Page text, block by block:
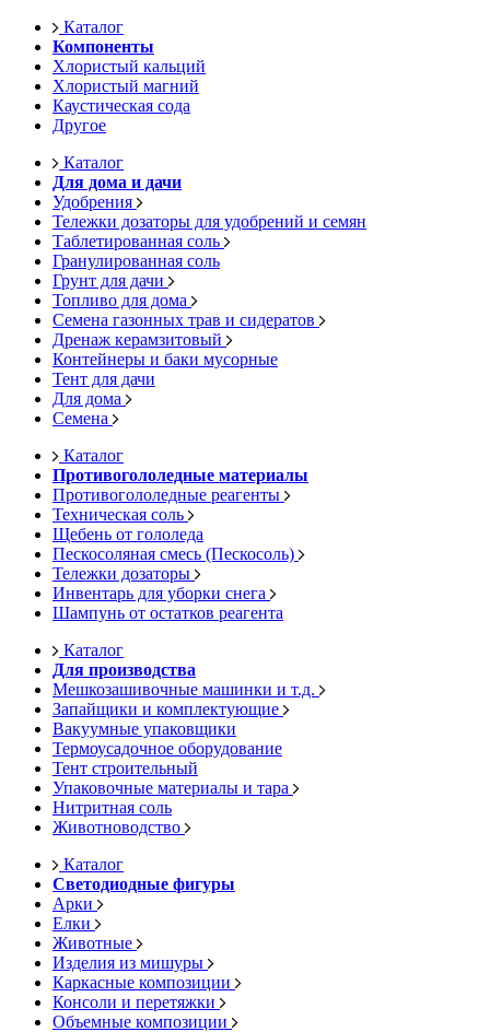
Каталог
Компоненты
Хлористый кальций
Хлористый магний
Каустическая сода
Другое
Каталог
Для дома и дачи
Удобрения
Тележки дозаторы для удобрений и семян
Таблетированная соль
Гранулированная соль
Грунт для дачи
Топливо для дома
Семена газонных трав и сидератов
Дренаж керамзитовый
Контейнеры и баки мусорные
Тент для дачи
Для дома
Семена
Каталог
Противогололедные материалы
Противогололедные реагенты
Техническая соль
Щебень от гололеда
Пескосоляная смесь (Пескосоль)
Тележки дозаторы
Инвентарь для уборки снега
Шампунь от остатков реагента
Каталог
Для производства
Мешкозашивочные машинки и т.д.
Запайщики и комплектующие
Вакуумные упаковщики
Термоусадочное оборудование
Тент строительный
Упаковочные материалы и тара
Нитритная соль
Животноводство
Каталог
Светодиодные фигуры
Арки
Елки
Животные
Изделия из мишуры
Каркасные композиции
Консоли и перетяжки
Объемные композиции